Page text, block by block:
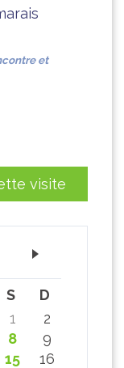
et
visite
S
D
1
2
8
9
15
16